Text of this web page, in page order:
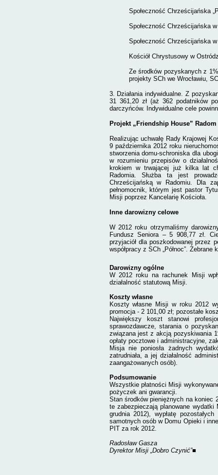
Społeczność Chrześcijańska
Społeczność Chrześcijańska
Społeczność Chrześcijańska
Kościół Chrystusowy w
Ze środków pozyskanych z
projekty SCh we Wrocławiu,
3. Działania indywidualne. Z
31 361,20 zł (aż 362 podatników
darczyńców. Indywidualne cele
Projekt „Friendship House” Radom
Realizując uchwałę Rady Krajowej
9 października 2012 roku
stworzenia domu-schroniska dla
w rozumieniu przepisów o
krokiem w trwającej już kilka lat
Radomia. Służba ta jest
Chrześcijańską w Radomiu. Dla
pełnomocnik, którym jest pastor
Misji poprzez Kancelarię Kościoła.
Inne darowizny celowe
W 2012 roku otrzymaliśmy
Fundusz Seniora – 5 908,77 zł.
przyjaciół dla poszkodowanej przez
współpracy z SCh „Północ”.
Darowizny ogólne
W 2012 roku na rachunek Misji
działalność statutową Misji.
Koszty własne
Koszty własne Misji w roku 2012
promocja - 2 101,00 zł; pozostałe
Największy koszt stanowi
sprawozdawcze, starania o
związana jest z akcją pozyskiwania
opłaty pocztowe i administracyjne,
Misja nie poniosła żadnych
zatrudniała, a jej działalność
zaangażowanych osób).
Podsumowanie
Wszystkie płatności Misji
pożyczek ani gwarancji.
Stan środków pieniężnych na koniec
te zabezpieczają planowane
grudnia 2012), wypłatę
samotnych osób w Domu Opieki i
PIT za rok 2012.
Radosław Gasza
Dyrektor Misji „Dobro Czynić”■